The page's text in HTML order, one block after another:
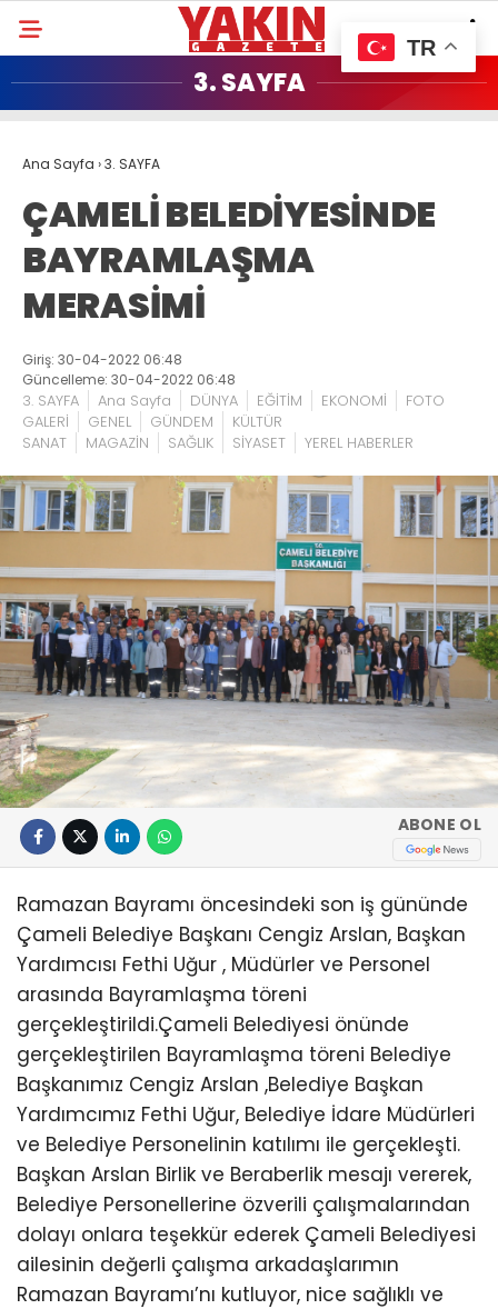
3. SAYFA
Ana Sayfa ›3. SAYFA
ÇAMELİ BELEDİYESİNDE
BAYRAMLAŞMA
MERASİMİ
Giriş: 30-04-2022 06:48
Güncelleme: 30-04-2022 06:48
3. SAYFA Ana Sayfa DÜNYA EĞİTİM EKONOMİ
FOTO
GALERİ
GENEL GÜNDEM
KÜLTÜR
SANAT
MAGAZİN SAĞLIK SİYASET YEREL HABERLER
ABONE OL
Ramazan Bayramı öncesindeki son iş gününde
Çameli Belediye Başkanı Cengiz Arslan, Başkan
Yardımcısı Fethi Uğur , Müdürler ve Personel
arasında Bayramlaşma töreni
gerçekleştirildi.Çameli Belediyesi önünde
gerçekleştirilen Bayramlaşma töreni Belediye
Başkanımız Cengiz Arslan ,Belediye Başkan
Yardımcımız Fethi Uğur, Belediye İdare Müdürleri
ve Belediye Personelinin katılımı ile gerçekleşti.
Başkan Arslan Birlik ve Beraberlik mesajı vererek,
Belediye Personellerine özverili çalışmalarından
dolayı onlara teşekkür ederek Çameli Belediyesi
ailesinin değerli çalışma arkadaşlarımın
Ramazan Bayramı’nı kutluyor, nice sağlıklı ve
TR